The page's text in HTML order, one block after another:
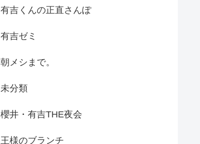
有吉くんの正直さんぽ
有吉ゼミ
朝メシまで。
未分類
櫻井・有吉THE夜会
王様のブランチ